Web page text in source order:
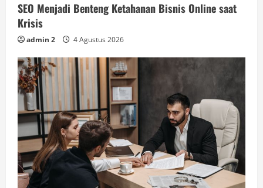
SEO Menjadi Benteng Ketahanan Bisnis Online saat
Krisis
admin 2 4 Agustus 2026